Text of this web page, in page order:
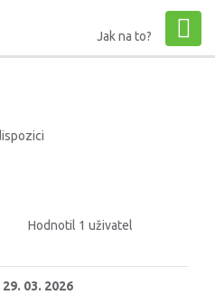
Jak na to?
Hodnotil 1 uživatel
29. 03. 2026